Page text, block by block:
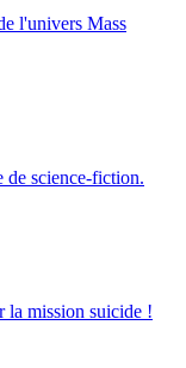
l'univers Mass
de science-fiction.
la mission suicide !